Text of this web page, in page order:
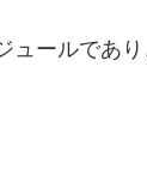
ールであり